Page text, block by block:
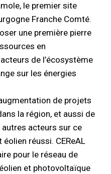
le premier site
Franche Comté.
une première pierre
en
de l’écosystème
sur les énergies
de projets
la région, et aussi de
acteurs sur ce
réussi. CEReAL
pour le réseau de
et photovoltaïque